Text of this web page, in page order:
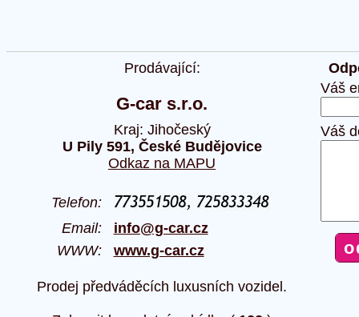
Prodávající:
G-car s.r.o.
Kraj: Jihočeský
U Pily 591, České Budějovice
Odkaz na MAPU
Telefon:
Email: info@g-car.cz
WWW: www.g-car.cz
Prodej předváděcích luxusních vozidel.
Váš
Váš